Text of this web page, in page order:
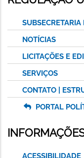
NOTÍCIAS
LICITAÇÕES E
SERVIÇOS
CONTATO |
PORTAL
ACESSIBILIDADE